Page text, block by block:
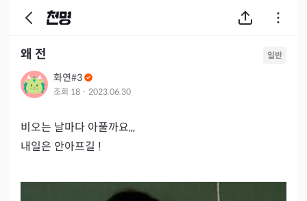
왜 전 일반
화연#3
조회 18 · 2023.06.30
비오는 날마다 아풀까요,,,
내일은 안아프길 !